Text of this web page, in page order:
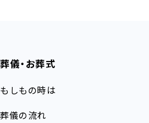
葬儀・お葬式
もしもの時は
葬儀の流れ